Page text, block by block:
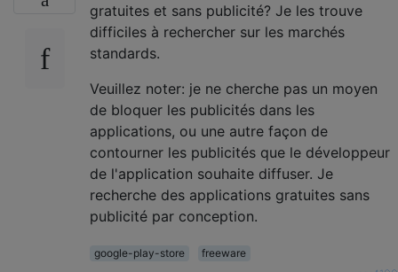
gratuites et sans publicité? Je les trouve
difficiles à rechercher sur les marchés
standards.
Veuillez noter: je ne cherche pas un moyen
de bloquer les publicités dans les
applications, ou une autre façon de
contourner les publicités que le développeur
de l'application souhaite diffuser. Je
recherche des applications gratuites sans
publicité par conception.
google-play-store
freeware